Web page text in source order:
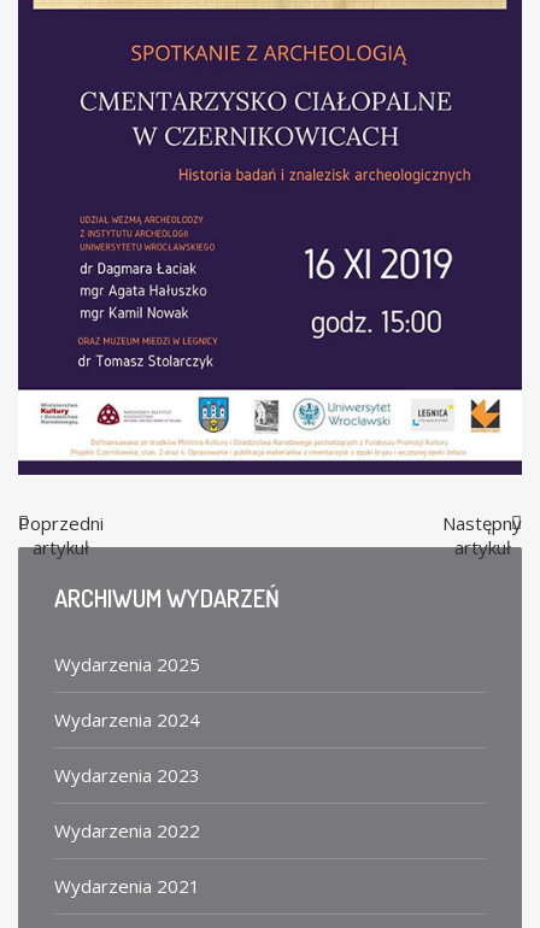
Poprzedni
artykuł
Następny
artykuł
ARCHIWUMWYDARZEŃ
Wydarzenia 2025
Wydarzenia 2024
Wydarzenia 2023
Wydarzenia 2022
Wydarzenia 2021